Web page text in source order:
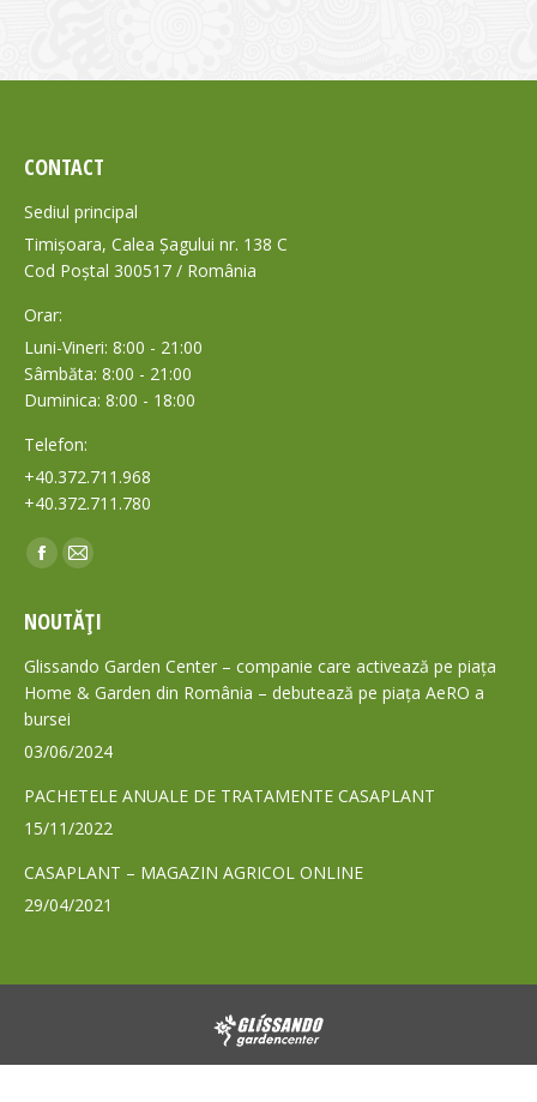
CONTACT
Sediul principal
Timișoara, Calea Șagului nr. 138 C
Cod Poștal 300517 / România
Orar:
Luni-Vineri: 8:00 - 21:00
Sâmbăta: 8:00 - 21:00
Duminica: 8:00 - 18:00
Telefon:
+40.372.711.968
+40.372.711.780
Find us on:
Facebook
opens
in
new
window
Mail
opens
in
new
NOUTĂȚI
Glissando Garden Center – companie care activează pe piața
Home & Garden din România – debutează pe piața AeRO a
bursei
03/06/2024
PACHETELE ANUALE DE TRATAMENTE CASAPLANT
15/11/2022
CASAPLANT – MAGAZIN AGRICOL ONLINE
29/04/2021